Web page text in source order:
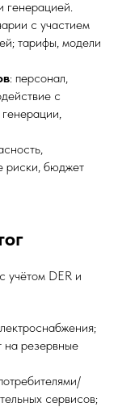
генерацией.
с участием
тарифы, модели
: персонал,
с
риски, бюджет
учётом DER и
на резервные
сервисов;